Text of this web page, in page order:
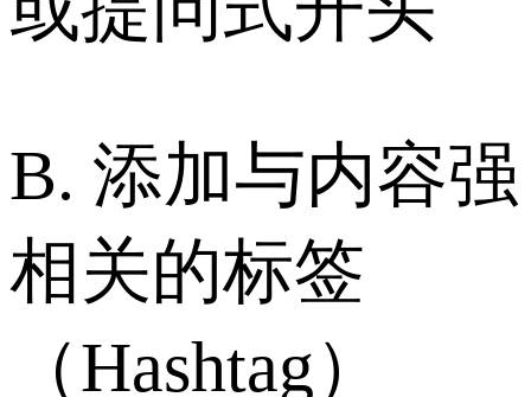
B. 添加与内容强
相关的标签
（Hashtag）